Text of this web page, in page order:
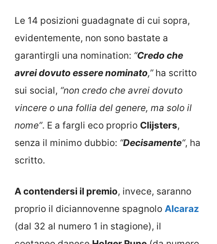
Le 14 posizioni guadagnate di cui sopra,
evidentemente, non sono bastate a
garantirgli una nomination: “Credo che
avrei dovuto essere nominato,”ha scritto
sui social, “non credo che avrei dovuto
vincere o una follia del genere, ma solo il
nome”. E a fargli eco proprio Clijsters,
senza il minimo dubbio: “Decisamente“, ha
scritto.
A contendersi il premio, invece, saranno
proprio il diciannovenne spagnolo Alcaraz
(dal 32 al numero 1 in stagione), il